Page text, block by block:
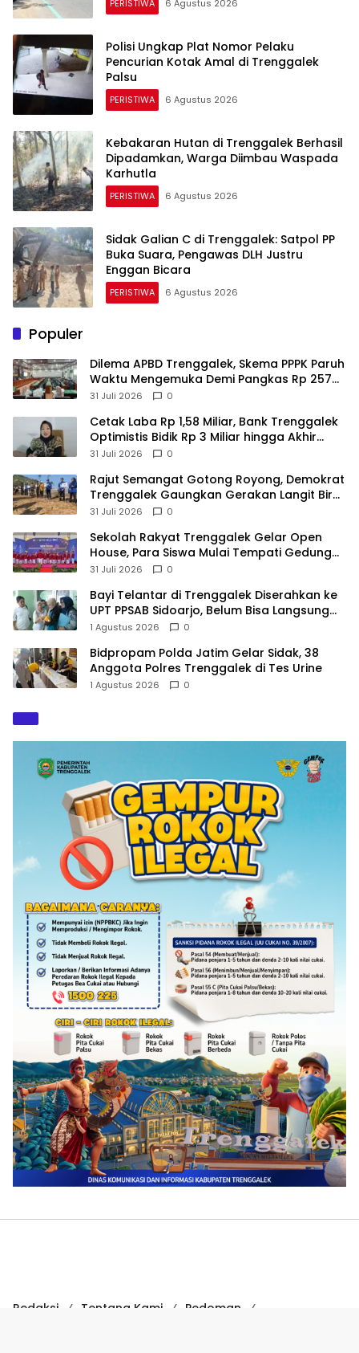
PERISTIWA 6 Agustus 2026
Polisi Ungkap Plat Nomor Pelaku
Pencurian Kotak Amal di Trenggalek
Palsu
PERISTIWA 6 Agustus 2026
Kebakaran Hutan di Trenggalek Berhasil
Dipadamkan, Warga Diimbau Waspada
Karhutla
PERISTIWA 6 Agustus 2026
Sidak Galian C di Trenggalek: Satpol PP
Buka Suara, Pengawas DLH Justru
Enggan Bicara
PERISTIWA 6 Agustus 2026
Populer
Dilema APBD Trenggalek, Skema PPPK Paruh
Waktu Mengemuka Demi Pangkas Rp 257
Miliar
31 Juli 2026 0
Cetak Laba Rp 1,58 Miliar, Bank Trenggalek
Optimistis Bidik Rp 3 Miliar hingga Akhir
Tahun
31 Juli 2026 0
​Rajut Semangat Gotong Royong, Demokrat
Trenggalek Gaungkan Gerakan Langit Biru
di Pantai Konang
31 Juli 2026 0
Sekolah Rakyat Trenggalek Gelar Open
House, Para Siswa Mulai Tempati Gedung
Baru
31 Juli 2026 0
Bayi Telantar di Trenggalek Diserahkan ke
UPT PPSAB Sidoarjo, Belum Bisa Langsung
Diadopsi
1 Agustus 2026 0
Bidpropam Polda Jatim Gelar Sidak, 38
Anggota Polres Trenggalek di Tes Urine
1 Agustus 2026 0
Redaksi Tentang Kami
Pedoman